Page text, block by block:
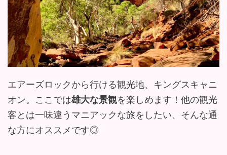
エアーズロックから行ける観光地、キングスキャニ
オン。ここでは雄大な景観を楽しめます！他の観光
客とは一味違うマニアックな旅をしたい、そんな通
な方にオススメです◎